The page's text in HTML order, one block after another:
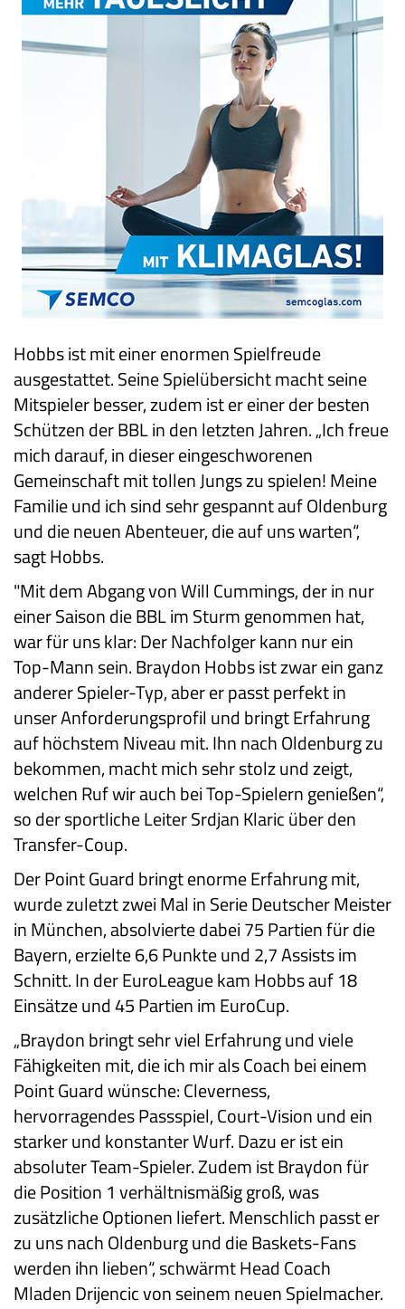
Hobbs ist mit einer enormen Spielfreude
ausgestattet. Seine Spielübersicht macht seine
Mitspieler besser, zudem ist er einer der besten
Schützen der BBL in den letzten Jahren. „Ich freue
mich darauf, in dieser eingeschworenen
Gemeinschaft mit tollen Jungs zu spielen! Meine
Familie und ich sind sehr gespannt auf Oldenburg
und die neuen Abenteuer, die auf uns warten“,
sagt Hobbs.
"Mit dem Abgang von Will Cummings, der in nur
einer Saison die BBL im Sturm genommen hat,
war für uns klar: Der Nachfolger kann nur ein
Top-Mann sein. Braydon Hobbs ist zwar ein ganz
anderer Spieler-Typ, aber er passt perfekt in
unser Anforderungsprofil und bringt Erfahrung
auf höchstem Niveau mit. Ihn nach Oldenburg zu
bekommen, macht mich sehr stolz und zeigt,
welchen Ruf wir auch bei Top-Spielern genießen“,
so der sportliche Leiter Srdjan Klaric über den
Transfer-Coup.
Der Point Guard bringt enorme Erfahrung mit,
wurde zuletzt zwei Mal in Serie Deutscher Meister
in München, absolvierte dabei 75 Partien für die
Bayern, erzielte 6,6 Punkte und 2,7 Assists im
Schnitt. In der EuroLeague kam Hobbs auf 18
Einsätze und 45 Partien im EuroCup.
„Braydon bringt sehr viel Erfahrung und viele
Fähigkeiten mit, die ich mir als Coach bei einem
Point Guard wünsche: Cleverness,
hervorragendes Passspiel, Court-Vision und ein
starker und konstanter Wurf. Dazu er ist ein
absoluter Team-Spieler. Zudem ist Braydon für
die Position 1 verhältnismäßig groß, was
zusätzliche Optionen liefert. Menschlich passt er
zu uns nach Oldenburg und die Baskets-Fans
werden ihn lieben“, schwärmt Head Coach
Mladen Drijencic von seinem neuen Spielmacher.